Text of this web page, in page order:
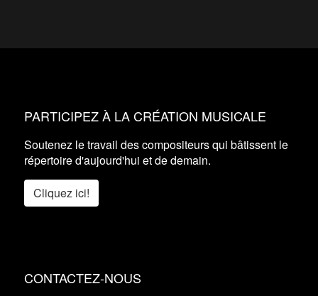
PARTICIPEZ À LA CRÉATION MUSICALE
Soutenez le travail des compositeurs qui bâtissent le
répertoire d'aujourd'hui et de demain.
Cliquez ici!
CONTACTEZ-NOUS